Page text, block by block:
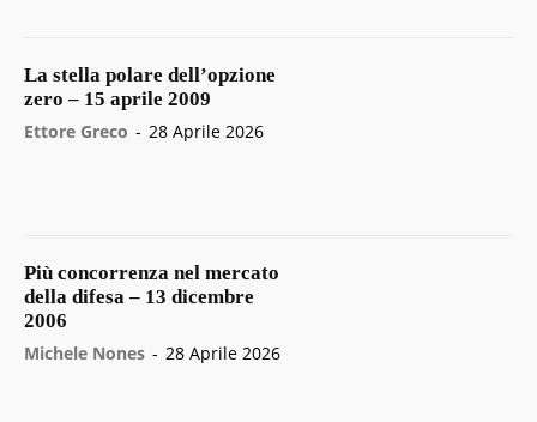
La stella polare dell’opzione
zero – 15 aprile 2009
Ettore Greco - 28 Aprile 2026
Più concorrenza nel mercato
della difesa – 13 dicembre
2006
Michele Nones - 28 Aprile 2026